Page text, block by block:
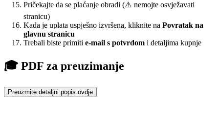
Pričekajte da se plaćanje obradi (⚠️ nemojte osvježavati
stranicu)
Kada je uplata uspješno izvršena, kliknite na Povratak na
glavnu stranicu
Trebali biste primiti e-mail s potvrdom i detaljima kupnje
🎓 PDF za preuzimanje
Preuzmite detaljni popis ovdje